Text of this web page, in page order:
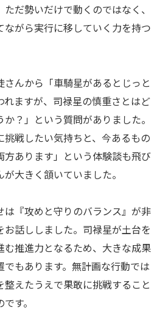
だ勢いだけで動くのではなく、
ながら実行に移していく力を持つ
さんから「車騎星があるとじっと
れますが、司禄星の慎重さとはど
？」という質問がありました。
挑戦したい気持ちと、今あるもの
方あります」という体験談も飛び
大きく頷いていました。
は『攻めと守りのバランス』が非
お話ししました。司禄星が土台を
む推進力となるため、大きな成果
でもあります。無計画な行動では
整えたうえで果敢に挑戦すること
す。